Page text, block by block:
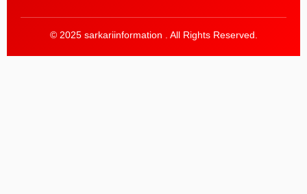
© 2025 sarkariinformation . All Rights Reserved.